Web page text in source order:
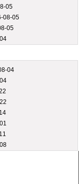
05
08-05
05
04